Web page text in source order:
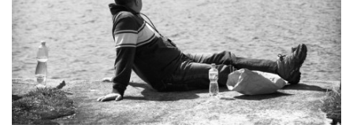
© 2026 eStránky.cz